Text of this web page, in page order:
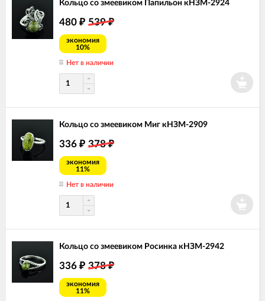
Кольцо со змеевиком Папильон кНЗМ-2924
480 ₽ 539₽
экономия
10%
Нет в наличии
Кольцо со змеевиком Миг кНЗМ-2909
336 ₽ 378₽
экономия
11%
Нет в наличии
Кольцо со змеевиком Росинка кНЗМ-2942
336 ₽ 378₽
экономия
11%